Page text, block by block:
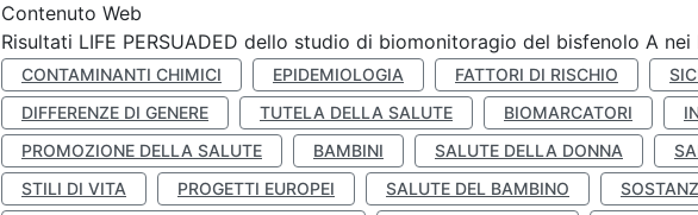
Contenuto Web
Risultati LIFE PERSUADED dello studio di biomonitoragio del bisfenolo A nei
CONTAMINANTI CHIMICI EPIDEMIOLOGIA FATTORI DI RISCHIO
DIFFERENZE DI GENERE
TUTELA DELLA SALUTE BIOMARCATORI
PROMOZIONE DELLA SALUTE
BAMBINI SALUTE DELLA DONNA
STILI DI VITA
PROGETTI EUROPEI SALUTE DEL BAMBINO